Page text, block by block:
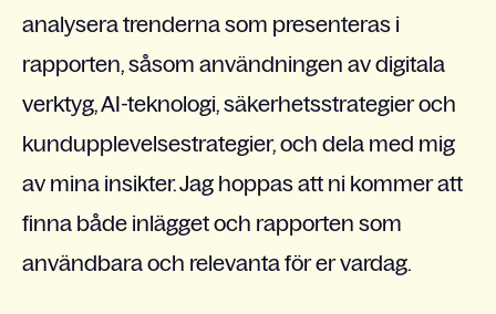
analysera trenderna som presenteras i
rapporten, såsom användningen av digitala
verktyg, AI-teknologi, säkerhetsstrategier och
kundupplevelsestrategier, och dela med mig
av mina insikter. Jag hoppas att ni kommer att
finna både inlägget och rapporten som
användbara och relevanta för er vardag.